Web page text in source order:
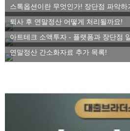
스톡옵션이란 무엇인가! 장단점 파악하
퇴사 후 연말정산 어떻게 처리될까요!
아트테크 소액투자 - 플랫폼과 장단점
연말정산 간소화자료 추가 목록!